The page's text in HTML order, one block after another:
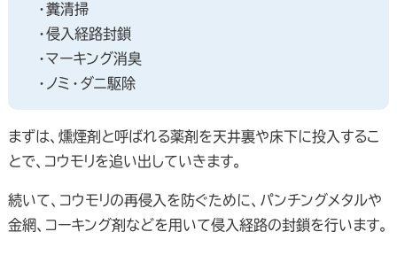
・糞清掃
・侵入経路封鎖
・マーキング消臭
・ノミ・ダニ駆除
まずは、燻煙剤と呼ばれる薬剤を天井裏や床下に投入するこ
とで、コウモリを追い出していきます。
続いて、コウモリの再侵入を防ぐために、パンチングメタルや
金網、コーキング剤などを用いて侵入経路の封鎖を行います。